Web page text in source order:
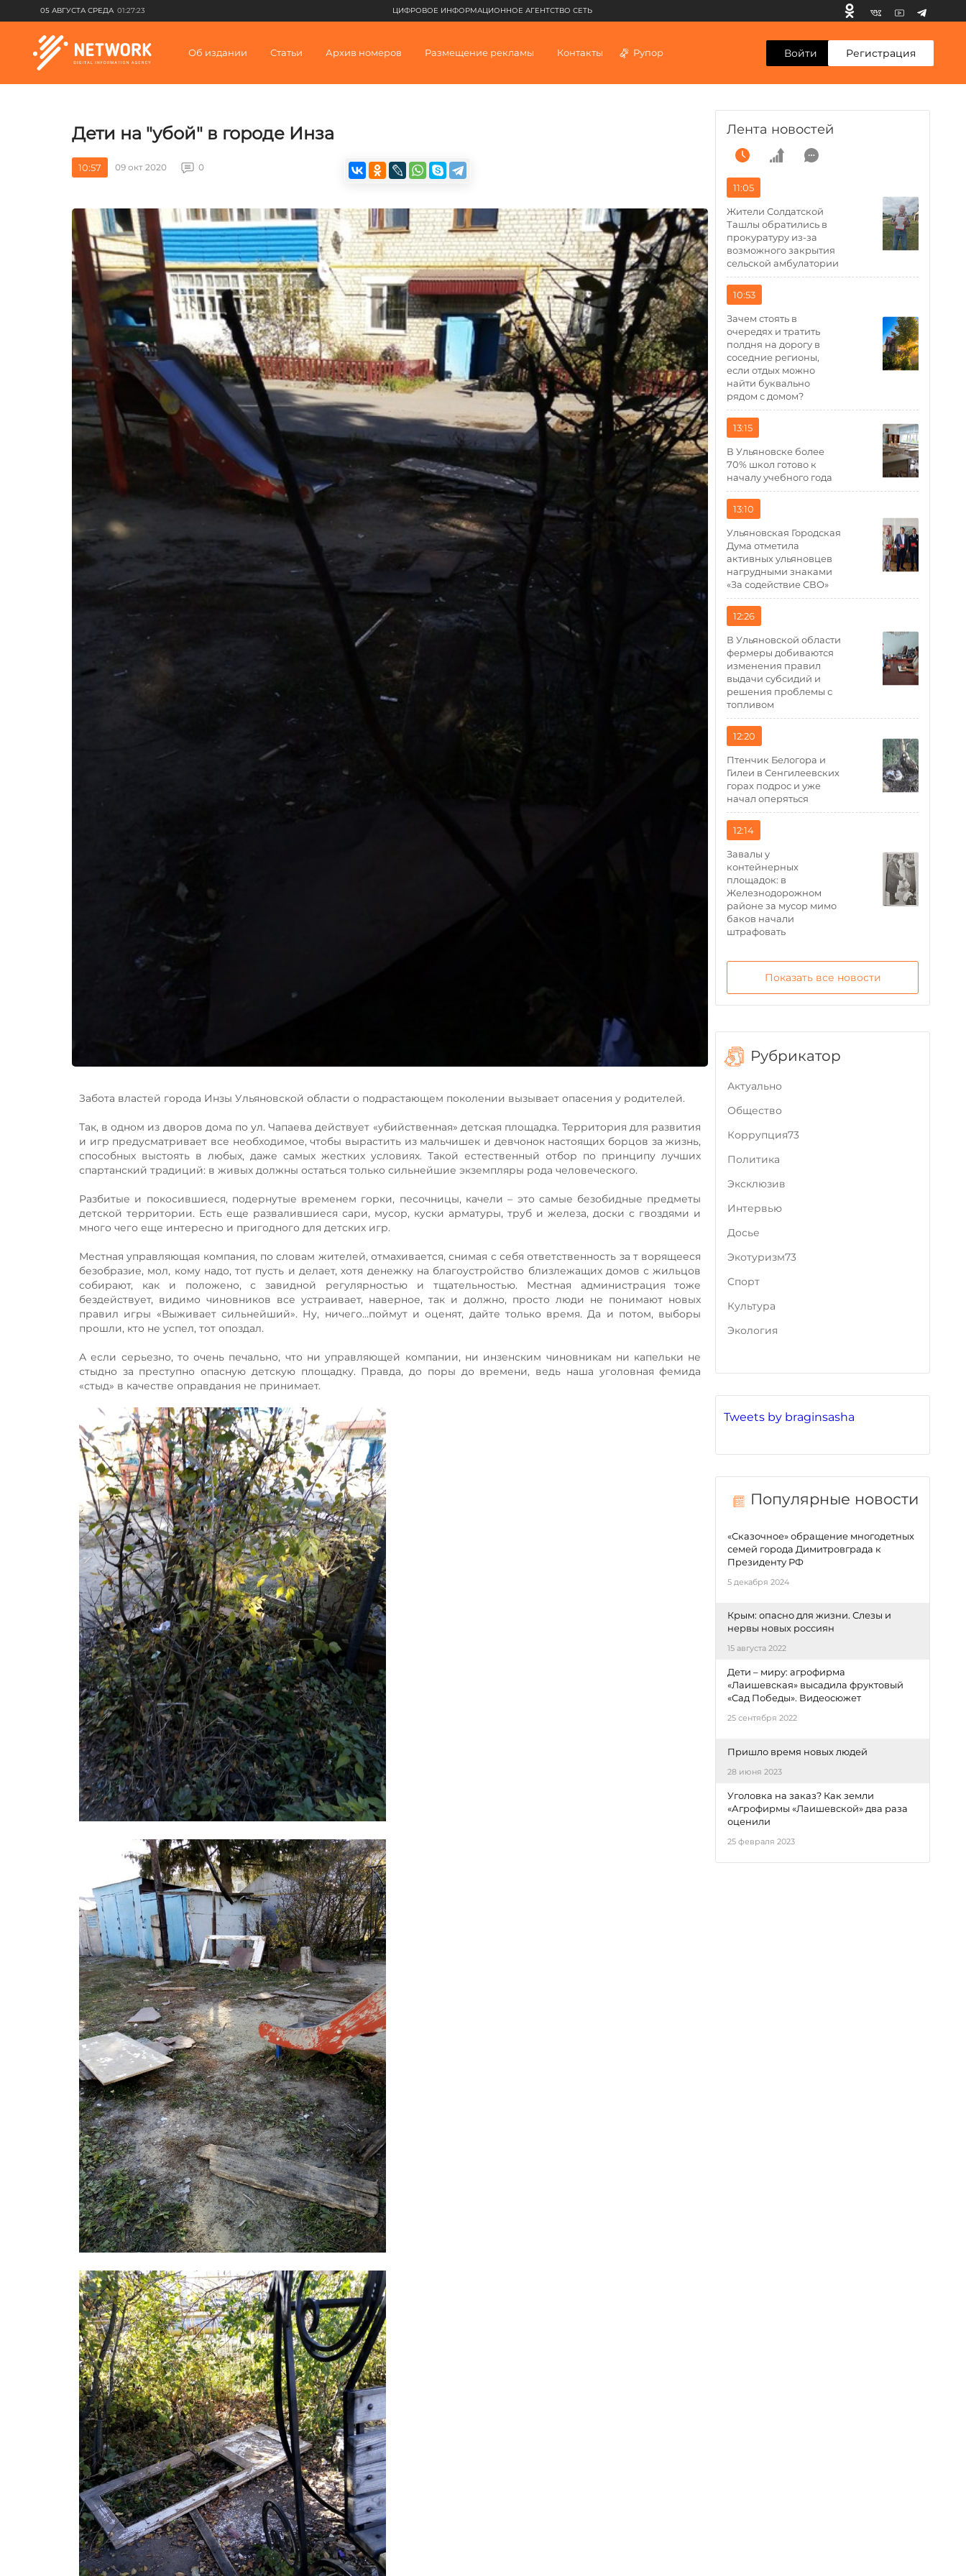
05 АВГУСТА СРЕДА 01:27:23 ЦИФРОВОЕ ИНФОРМАЦИОННОЕ АГЕНТСТВО СЕТЬ
Об издании Статьи Архив номеров Размещение рекламы Контакты Рупор Войти Регистрация
Дети на "убой" в городе Инза
10:57 09 окт 2020 0
Забота властей города Инзы Ульяновской области о подрастающем поколении вызывает опасения у родителей.
Так, в одном из дворов дома по ул. Чапаева действует «убийственная» детская площадка. Территория для развития
и игр предусматривает все необходимое, чтобы вырастить из мальчишек и девчонок настоящих борцов за жизнь,
способных выстоять в любых, даже самых жестких условиях. Такой естественный отбор по принципу лучших
спартанский традиций: в живых должны остаться только сильнейшие экземпляры рода человеческого.
Разбитые и покосившиеся, подернутые временем горки, песочницы, качели – это самые безобидные предметы
детской территории. Есть еще развалившиеся сари, мусор, куски арматуры, труб и железа, доски с гвоздями и
много чего еще интересно и пригодного для детских игр.
Местная управляющая компания, по словам жителей, отмахивается, снимая с себя ответственность за т ворящееся
безобразие, мол, кому надо, тот пусть и делает, хотя денежку на благоустройство близлежащих домов с жильцов
собирают, как и положено, с завидной регулярностью и тщательностью. Местная администрация тоже
бездействует, видимо чиновников все устраивает, наверное, так и должно, просто люди не понимают новых
правил игры «Выживает сильнейший». Ну, ничего…поймут и оценят, дайте только время. Да и потом, выборы
прошли, кто не успел, тот опоздал.
А если серьезно, то очень печально, что ни управляющей компании, ни инзенским чиновникам ни капельки не
стыдно за преступно опасную детскую площадку. Правда, до поры до времени, ведь наша уголовная фемида
«стыд» в качестве оправдания не принимает.
Tweets by braginsasha
Популярные новости
«Сказочное» обращение многодетных
семей города Димитровграда к
Президенту РФ
5 декабря 2024
Крым: опасно для жизни. Слезы и
нервы новых россиян
15 августа 2022
Дети – миру: агрофирма
«Лаишевская» высадила фруктовый
«Сад Победы». Видеосюжет
25 сентября 2022
Пришло время новых людей
28 июня 2023
Уголовка на заказ? Как земли
«Агрофирмы «Лаишевской» два раза
оценили
25 февраля 2023
Лента новостей
11:05
Жители Солдатской
Ташлы обратились в
прокуратуру из-за
возможного закрытия
сельской амбулатории
10:53
Зачем стоять в
очередях и тратить
полдня на дорогу в
соседние регионы,
если отдых можно
найти буквально
рядом с домом?
13:15
В Ульяновске более
70% школ готово к
началу учебного года
13:10
Ульяновская Городская
Дума отметила
активных ульяновцев
нагрудными знаками
«За содействие СВО»
12:26
В Ульяновской области
фермеры добиваются
изменения правил
выдачи субсидий и
решения проблемы с
топливом
12:20
Птенчик Белогора и
Гилеи в Сенгилеевских
горах подрос и уже
начал оперяться
12:14
Завалы у
контейнерных
площадок: в
Железнодорожном
районе за мусор мимо
баков начали
штрафовать
Показать все новости
Рубрикатор
Актуально
Общество
Коррупция73
Политика
Эксклюзив
Интервью
Досье
Экотуризм73
Cпорт
Культура
Экология